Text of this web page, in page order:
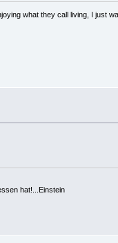
what they call living, I just
hat!...Einstein